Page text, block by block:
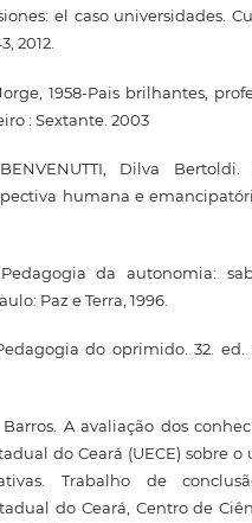
el caso universidades.
2012.
1958-Pais brilhantes,
: Sextante. 2003
Dilva
humana e
Pedagogia da autonomia:
Paz e Terra, 1996.
do oprimido. 32.
Barros. A avaliação dos
do Ceará (UECE) sobre
Trabalho de
do Ceará, Centro de